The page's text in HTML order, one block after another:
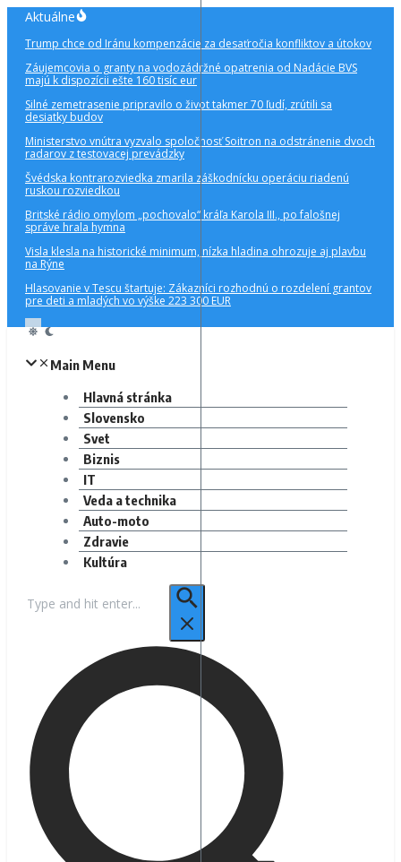
Preskočiť
obsah
Aktuálne
Trump chce od Iránu kompenzácie za desaťročia konfliktov a útokov
Záujemcovia o granty na vodozádržné opatrenia od Nadácie BVS
majú k dispozícii ešte 160 tisíc eur
Silné zemetrasenie pripravilo o život takmer 70 ľudí, zrútili sa
desiatky budov
Ministerstvo vnútra vyzvalo spoločnosť Soitron na odstránenie dvoch
radarov z testovacej prevádzky
Švédska kontrarozviedka zmarila záškodnícku operáciu riadenú
ruskou rozviedkou
Britské rádio omylom „pochovalo“ kráľa Karola III., po falošnej
správe hrala hymna
Visla klesla na historické minimum, nízka hladina ohrozuje aj plavbu
na Rýne
Hlasovanie v Tescu štartuje: Zákazníci rozhodnú o rozdelení grantov
pre deti a mladých vo výške 223 300 EUR
Main Menu
Hlavná stránka
Slovensko
Svet
Biznis
IT
Veda a technika
Auto-moto
Zdravie
Kultúra